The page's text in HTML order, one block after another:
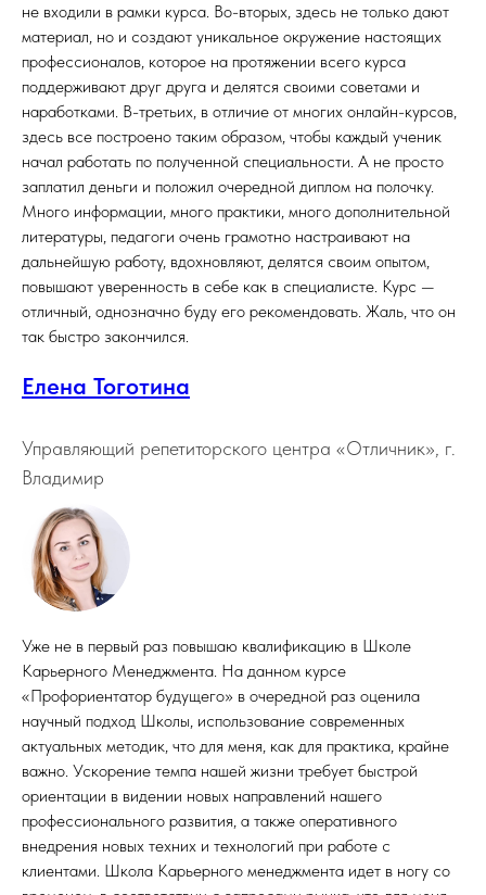
не входили в рамки курса. Во-вторых, здесь не только дают
материал, но и создают уникальное окружение настоящих
профессионалов, которое на протяжении всего курса
поддерживают друг друга и делятся своими советами и
наработками. В-третьих, в отличие от многих онлайн-курсов,
здесь все построено таким образом, чтобы каждый ученик
начал работать по полученной специальности. А не просто
заплатил деньги и положил очередной диплом на полочку.
Много информации, много практики, много дополнительной
литературы, педагоги очень грамотно настраивают на
дальнейшую работу, вдохновляют, делятся своим опытом,
повышают уверенность в себе как в специалисте. Курс —
отличный, однозначно буду его рекомендовать. Жаль, что он
так быстро закончился.
Елена Тоготина
Управляющий репетиторского центра «Отличник», г.
Владимир
Уже не в первый раз повышаю квалификацию в Школе
Карьерного Менеджмента. На данном курсе
«Профориентатор будущего» в очередной раз оценила
научный подход Школы, использование современных
актуальных методик, что для меня, как для практика, крайне
важно. Ускорение темпа нашей жизни требует быстрой
ориентации в видении новых направлений нашего
профессионального развития, а также оперативного
внедрения новых техних и технологий при работе с
клиентами. Школа Карьерного менеджмента идет в ногу со